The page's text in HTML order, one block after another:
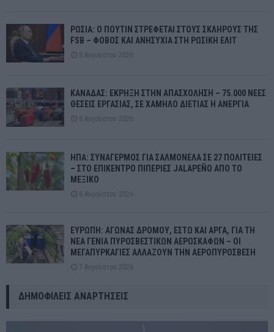
ΡΩΣΙΑ: Ο ΠΟΥΤΙΝ ΣΤΡΕΦΕΤΑΙ ΣΤΟΥΣ ΣΚΛΗΡΟΥΣ ΤΗΣ
FSB – ΦΟΒΟΣ ΚΑΙ ΑΝΗΣΥΧΙΑ ΣΤΗ ΡΩΣΙΚΗ ΕΛΙΤ
8 Αυγούστου 2026
ΚΑΝΑΔΑΣ: ΕΚΡΗΞΗ ΣΤΗΝ ΑΠΑΣΧΟΛΗΣΗ – 75.000 ΝΕΕΣ
ΘΕΣΕΙΣ ΕΡΓΑΣΙΑΣ, ΣΕ ΧΑΜΗΛΟ ΔΙΕΤΙΑΣ Η ΑΝΕΡΓΙΑ
8 Αυγούστου 2026
ΗΠΑ: ΣΥΝΑΓΕΡΜΟΣ ΓΙΑ ΣΑΛΜΟΝΕΛΑ ΣΕ 27 ΠΟΛΙΤΕΙΕΣ
– ΣΤΟ ΕΠΙΚΕΝΤΡΟ ΠΙΠΕΡΙΕΣ JALAPEÑO ΑΠΟ ΤΟ
ΜΕΞΙΚΟ
8 Αυγούστου 2026
ΕΥΡΩΠΗ: ΑΓΩΝΑΣ ΔΡΟΜΟΥ, ΕΣΤΩ ΚΑΙ ΑΡΓΑ, ΓΙΑ ΤΗ
ΝΕΑ ΓΕΝΙΑ ΠΥΡΟΣΒΕΣΤΙΚΩΝ ΑΕΡΟΣΚΑΦΩΝ – ΟΙ
ΜΕΓΑΠΥΡΚΑΓΙΕΣ ΑΛΛΑΖΟΥΝ ΤΗΝ ΑΕΡΟΠΥΡΟΣΒΕΣΗ
7 Αυγούστου 2026
ΔΗΜΟΦΙΛΕΊΣ ΑΝΑΡΤΉΣΕΙΣ